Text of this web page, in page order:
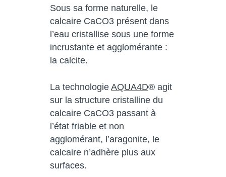
Sous sa forme naturelle, le
calcaire CaCO3 présent dans
l’eau cristallise sous une forme
incrustante et agglomérante :
la calcite.
La technologie AQUA4D® agit
sur la structure cristalline du
calcaire CaCO3 passant à
l’état friable et non
agglomérant, l’aragonite, le
calcaire n’adhère plus aux
surfaces.